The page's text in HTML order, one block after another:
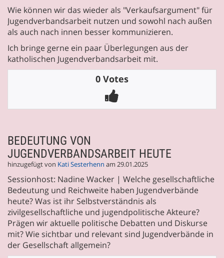
Wie können wir das wieder als "Verkaufsargument" für
Jugendverbandsarbeit nutzen und sowohl nach außen
als auch nach innen besser kommunizieren.
Ich bringe gerne ein paar Überlegungen aus der
katholischen Jugendverbandsarbeit mit.
0 Votes
BEDEUTUNG VON
JUGENDVERBANDSARBEIT HEUTE
hinzugefügt von Kati Sesterhenn am 29.01.2025
Sessionhost: Nadine Wacker | Welche gesellschaftliche
Bedeutung und Reichweite haben Jugendverbände
heute? Was ist ihr Selbstverständnis als
zivilgesellschaftliche und jugendpolitische Akteure?
Prägen wir aktuelle politische Debatten und Diskurse
mit? Wie sichtbar und relevant sind Jugendverbände in
der Gesellschaft allgemein?